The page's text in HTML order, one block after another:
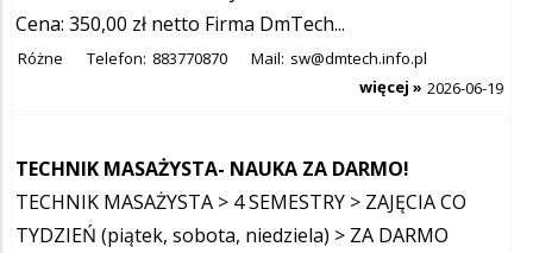
Cena: 350,00 zł netto Firma DmTech...
Różne Telefon: 883770870 Mail: sw@dmtech.info.pl
2026-06-19
więcej »
TECHNIK MASAŻYSTA- NAUKA ZA DARMO!
TECHNIK MASAŻYSTA > 4 SEMESTRY > ZAJĘCIA CO
TYDZIEŃ (piątek, sobota, niedziela) > ZA DARMO